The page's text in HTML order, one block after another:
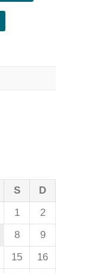
S
D
1
2
8
9
15
16